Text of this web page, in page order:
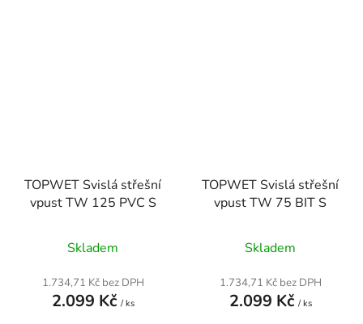
TOPWET Svislá střešní
vpust TW 125 PVC S
hodnocení
produktu
je
Skladem
1.734,71 Kč bez DPH
2.099 Kč / ks
TOPWET Svislá střešní
vpust TW 75 BIT S
Skladem
1.734,71 Kč bez DPH
2.099 Kč / ks